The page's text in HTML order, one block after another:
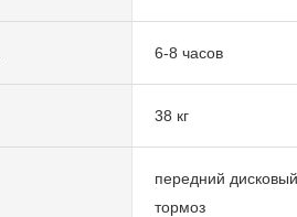
6-8 часов
38 кг
передний
тормоз